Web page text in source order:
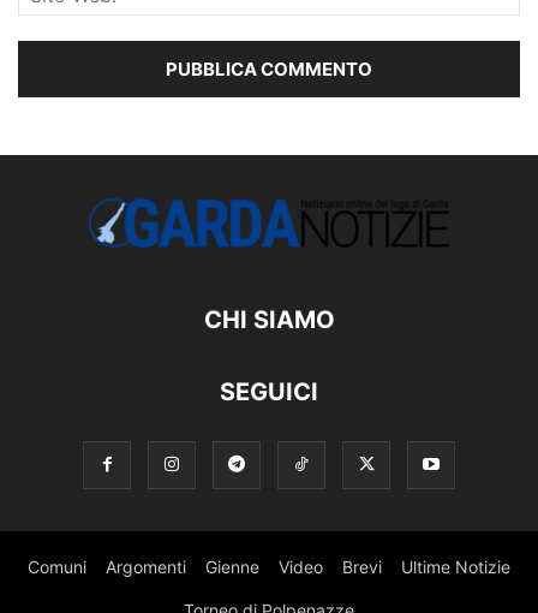
CHI SIAMO
SEGUICI
Comuni Argomenti Gienne Video Brevi Ultime Notizie